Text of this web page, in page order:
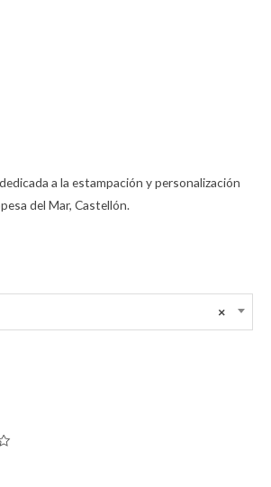
a la estampación y personalización
del Mar, Castellón.
×